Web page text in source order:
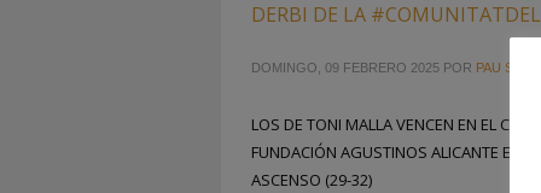
DERBI DE LA
DOMINGO, 09 FEBRERO 2025 POR PAU SAIZ
LOS DE TONI MALLA VENCEN EN EL
FUNDACIÓN AGUSTINOS ALICANTE EN
ASCENSO (29-32)